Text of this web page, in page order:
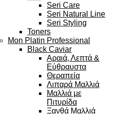
Seri Care
Seri Natural Line
Seri Styling
Toners
Mon Platin Professional
Black Caviar
Αραιά, Λεπτά &
Εύθραυστα
Θεραπεία
Λιπαρά Μαλλιά
Μαλλιά με
Πιτυρίδα
Ξανθά Μαλλιά